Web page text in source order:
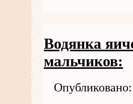
Водянка
мальчиков: